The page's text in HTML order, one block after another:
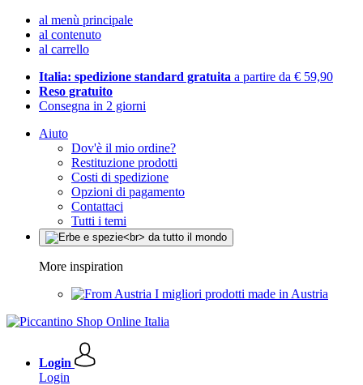
al menù principale
al contenuto
al carrello
Italia: spedizione standard gratuita a partire da € 59,90
Reso gratuito
Consegna in 2 giorni
Aiuto
Dov'è il mio ordine?
Restituzione prodotti
Costi di spedizione
Opzioni di pagamento
Contattaci
Tutti i temi
More inspiration
I migliori prodotti made in Austria
Login
Login